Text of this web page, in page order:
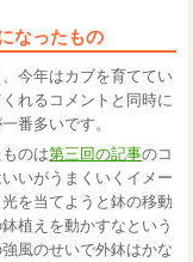
なったもの
今年はカブを育ててい
れるコメントと同時に
番多いです。
のは第三回の記事のコ
いがうまくいくイメー
を当てようと鉢の移動
植えを動かすなという
風のせいで外鉢はかな